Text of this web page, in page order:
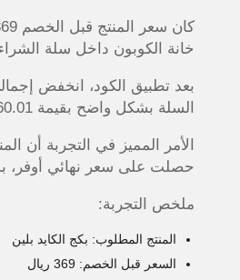
خانة الكوبون داخل سلة
السلة بشكل واضح بقيمة 160.01 ريال، وهذا يوضح أن الكود أضاف توفيرًا إضافيًا فوق عرض المتجر الأساسي
حصلت على سعر نهائي أوفر،
ملخص التجربة:
المنتج المطلوب: بكج الكايد بلين
السعر قبل الخصم: 369 ريال